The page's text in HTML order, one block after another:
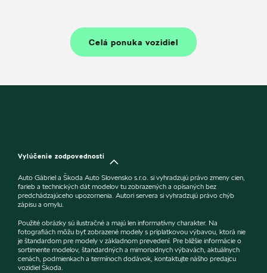
Celá ponuka vozidiel
Vylúčenie zodpovednosti
Auto Gábriel a Škoda Auto Slovensko s.r.o. si vyhradzujú právo zmeny cien,
farieb a technických dát modelov tu zobrazených a opísaných bez
predchádzajúceho upozornenia. Autori servera si vyhradzujú právo chýb
zápisu a omylu.
Použité obrázky sú ilustračné a majú len informatívny charakter. Na
fotografiách môžu byť zobrazené modely s príplatkovou výbavou, ktorá nie
je štandardom pre modely v základnom prevedení. Pre bližšie informácie o
sortimente modelov, štandardných a mimoriadnych výbavách, aktuálnych
cenách, podmienkach a termínoch dodávok, kontaktujte nášho predajcu
vozidiel Škoda.